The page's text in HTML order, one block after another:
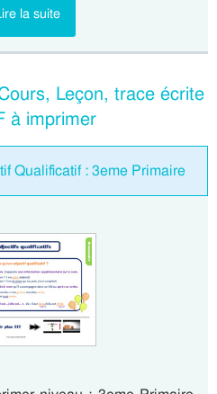
la suite
Leçon, trace écrite
à imprimer
Qualificatif : 3eme Primaire